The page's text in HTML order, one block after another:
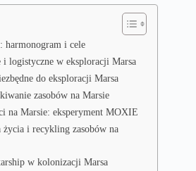
harmonogram i cele
i logistyczne w eksploracji Marsa
do eksploracji Marsa
zasobów na Marsie
na Marsie: eksperyment MOXIE
i recykling zasobów na
w kolonizacji Marsa